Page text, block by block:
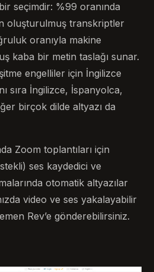
seçimdir: %99 oranında
oluşturulmuş transkriptler
oranıyla makine
kaba bir metin taslağı sunar.
engelliler için İngilizce
sıra İngilizce, İspanyolca,
birçok dilde altyazı da
Zoom toplantıları için
ses kaydedici ve
otomatik altyazılar
video ve ses yakalayabilir
Rev’e gönderebilirsiniz.